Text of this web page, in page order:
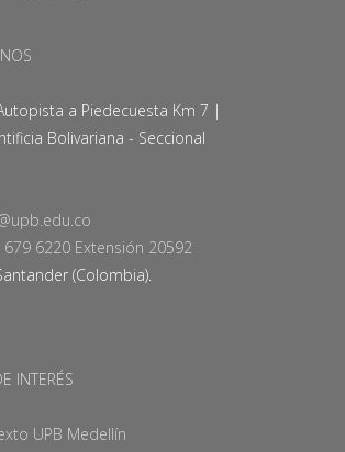
a Piedecuesta Km 7 |
Bolivariana - Seccional
679 6220 Extensión 20592
(Colombia).
INTERÉS
UPB Medellín